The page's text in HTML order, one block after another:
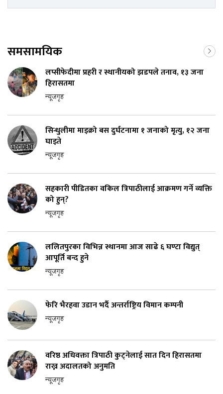
समसामयिक
लप्सीफेदीमा प्रहरी र स्थानीयको झडपले तनाव, १३ जना
हिरासतमा
न्यूजगृह
सिन्धुलीमा माइक्रो बस दुर्घटनामा १ जनाको मृत्यु, १२ जना
घाइते
न्यूजगृह
सहकारी पीडितका वकिल त्रिपाठीलाई आक्रमण गर्ने व्यक्ति
को हुन्?
न्यूजगृह
ललितपुरका विभिन्न स्थानमा आज साढे ६ घण्टा विद्युत्
आपूर्ति बन्द हुने
न्यूजगृह
फेरि भैरहवा उडान भर्दै अन्तर्राष्ट्रिय विमान कम्पनी
न्यूजगृह
वरिष्ठ अधिवक्ता त्रिपाठी कुट्नेलाई सात दिन हिरासतमा
राख्न अदालतको अनुमति
न्यूजगृह